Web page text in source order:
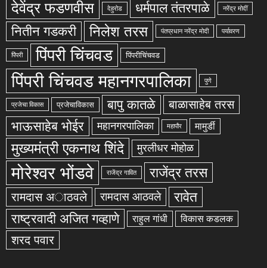
देवेंद्र फडणवीस देहुरोड धर्मपाल तंतरपाळे नरेंद्र मोदीं
नितीन गडकरी निलेश तरस पंतप्रधान नरेंद्र मोदी पर्यावरण
पिंपरी पिंपरी चिंचवड पिंपरीचिंचवड
पिंपरी चिंचवड महानगरपालिका पुणे
प्रजेचा विकास प्रजेचाविकास बापु कातळे बाळासाहेब तरस
भाऊसाहेब भोईर महानगरपालिका महापौर मामुर्डी
मुख्यमंत्री एकनाथ शिंदे मुरलीधर मोहोळ
मोरेश्वर भोंडवे राजेंद्र गावित राजेंद्र तरस
रामदास अाठवले रामदास आठवले रावेत
राष्ट्रवादी अजित गव्हाणे राहुल गांधी विकास कडलक
शरद पवार